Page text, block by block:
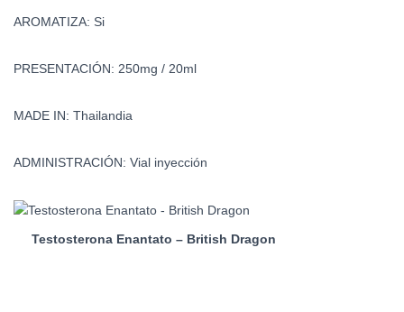
AROMATIZA: Si
PRESENTACIÓN: 250mg / 20ml
MADE IN: Thailandia
ADMINISTRACIÓN: Vial inyección
Testosterona Enantato – British Dragon